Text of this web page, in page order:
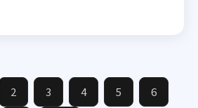
2 3 4 5
6